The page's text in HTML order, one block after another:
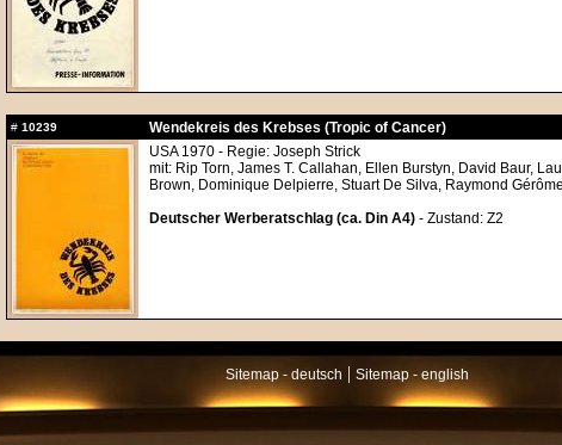
# 10239 Wendekreis des Krebses (Tropic of Cancer)
USA 1970 - Regie: Joseph Strick
mit: Rip Torn, James T. Callahan, Ellen Burstyn, David Baur,
Brown, Dominique Delpierre, Stuart De Silva, Raymond Gérôme
Deutscher Werberatschlag (ca. Din A4) - Zustand: Z2
Sitemap - deutsch | Sitemap - english